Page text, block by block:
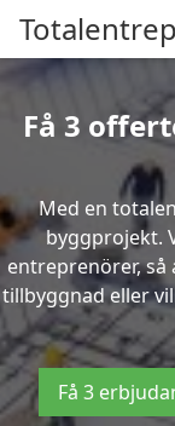
Få 3
Med en
byggprojekt.
entreprenörer,
tillbyggnad eller
Få 3